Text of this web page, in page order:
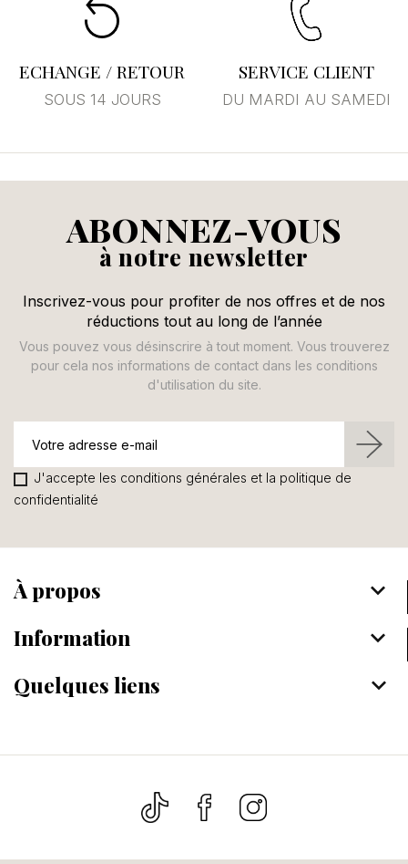
ECHANGE / RETOUR
SOUS 14 JOURS
SERVICE CLIENT
DU MARDI AU SAMEDI
ABONNEZ-VOUS
à notre newsletter
Inscrivez-vous pour profiter de nos offres et de nos
réductions tout au long de l’année
Vous pouvez vous désinscrire à tout moment. Vous trouverez
pour cela nos informations de contact dans les conditions
d'utilisation du site.
J'accepte les conditions générales et la politique de
confidentialité
À propos keyboard_arrow_down
Information keyboard_arrow_down
Quelques liens keyboard_arrow_down